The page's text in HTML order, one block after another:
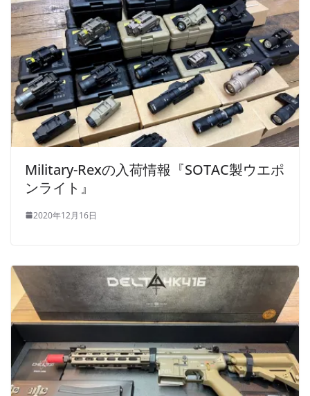
Military-Rexの入荷情報『SOTAC製ウエポ
ンライト』
2020年12月16日